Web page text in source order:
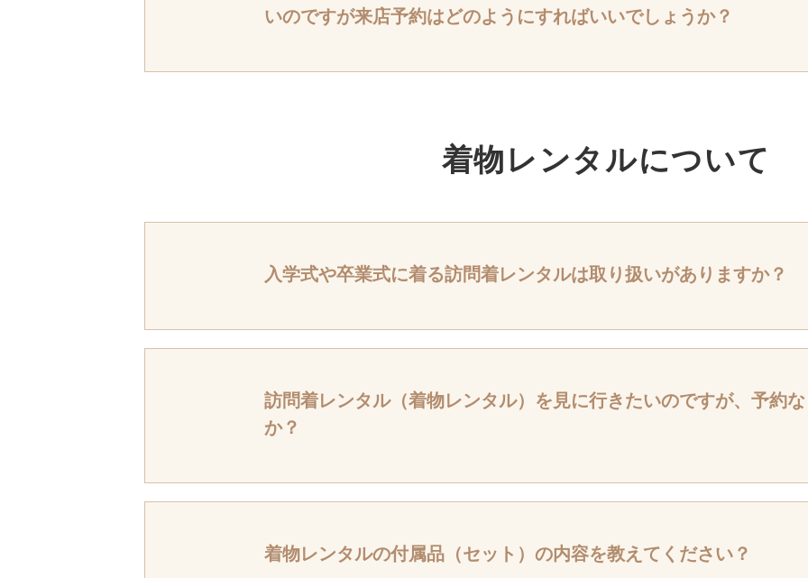
いのですが来店予約はどのようにすればいいでしょうか？
着物レンタルについて
入学式や卒業式に着る訪問着レンタルは取り扱いがありますか？
はい、訪問着レンタルのお取り扱いしております。
・付下げ→柄が少なめでスッキリとした着物。控えめな印象。訪問着ほど目立ちすぎず着て
・色無地→柄がない無地のお着物。TPOとしては柄がないのでオールマイティにどんな場所
訪問着レンタル（着物レンタル）を見に行きたいのですが、予約
か？
訪問着レンタル（着物レンタル）の下見の場合は着装（試着）をし比較検討のお手伝いをさ
※一組の接客時間が訪問着レンタル（着物レンタル）下見の場合、平均60分程度かかります。
※着装・・・実際に着物を着ているように試着しコーディネートします。その為にお時間がか
着物レンタルの付属品（セット）の内容を教えてください？